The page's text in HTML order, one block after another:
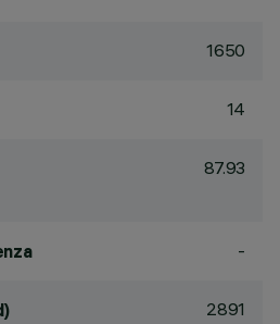
1650
14
87.93
-
2891